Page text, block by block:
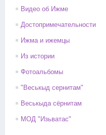
Видео об Ижме
Достопримечательности
Ижма и ижемцы
Из истории
Фотоальбомы
"Веськыд сернитам"
Веськыда сёрнитам
МОД "Изьватас"